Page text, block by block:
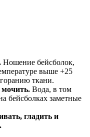
Ношение бейсболок,
выше +25
ткани.
мочить. Вода, в том
бейсболках заметные
гладить и